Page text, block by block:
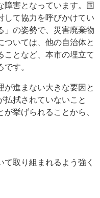
障害となっています。国
して協力を呼びかけてい
」の姿勢で、災害廃棄物
いては、他の自治体と
ことなど、本市の埋立て
す。
進まない大きな要因と
払拭されていないこと
挙げられることから、
取り組まれるよう強く